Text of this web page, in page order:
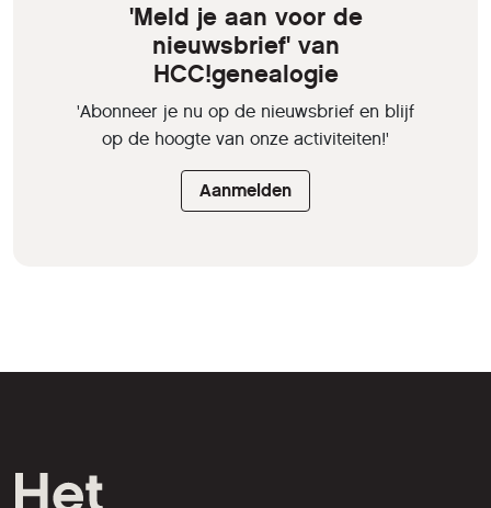
'Meld je aan voor de
nieuwsbrief' van
HCC!genealogie
'Abonneer je nu op de nieuwsbrief en blijf
op de hoogte van onze activiteiten!'
Aanmelden